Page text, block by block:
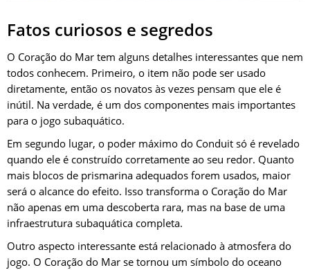
Fatos curiosos e segredos
O Coração do Mar tem alguns detalhes interessantes que nem
todos conhecem. Primeiro, o item não pode ser usado
diretamente, então os novatos às vezes pensam que ele é
inútil. Na verdade, é um dos componentes mais importantes
para o jogo subaquático.
Em segundo lugar, o poder máximo do Conduit só é revelado
quando ele é construído corretamente ao seu redor. Quanto
mais blocos de prismarina adequados forem usados, maior
será o alcance do efeito. Isso transforma o Coração do Mar
não apenas em uma descoberta rara, mas na base de uma
infraestrutura subaquática completa.
Outro aspecto interessante está relacionado à atmosfera do
jogo. O Coração do Mar se tornou um símbolo do oceano